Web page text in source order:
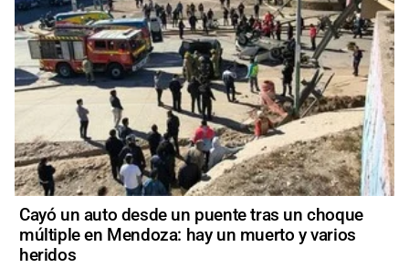
Cayó un auto desde un puente tras un choque
múltiple en Mendoza: hay un muerto y varios
heridos